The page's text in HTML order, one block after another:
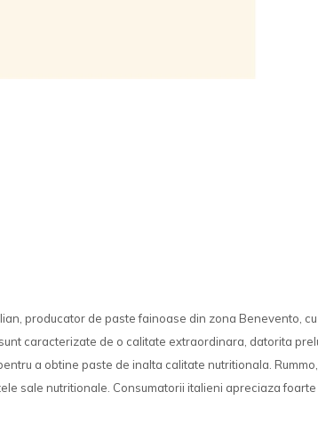
producator de paste fainoase din zona Benevento,
caracterizate de o calitate extraordinara, datorita
a obtine paste de inalta calitate nutritionala.
sale nutritionale. Consumatorii italieni apreciaza